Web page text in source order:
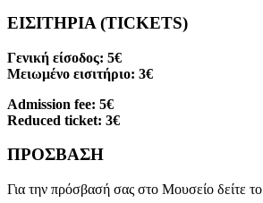
ΕΙΣΙΤΗΡΙΑ (TICKETS)
Γενική είσοδος: 5€
Μειωμένο εισιτήριο: 3€
Admission fee: 5€
Reduced ticket: 3€
ΠΡΟΣΒΑΣΗ
Για την πρόσβασή σας στο Μουσείο δείτε το